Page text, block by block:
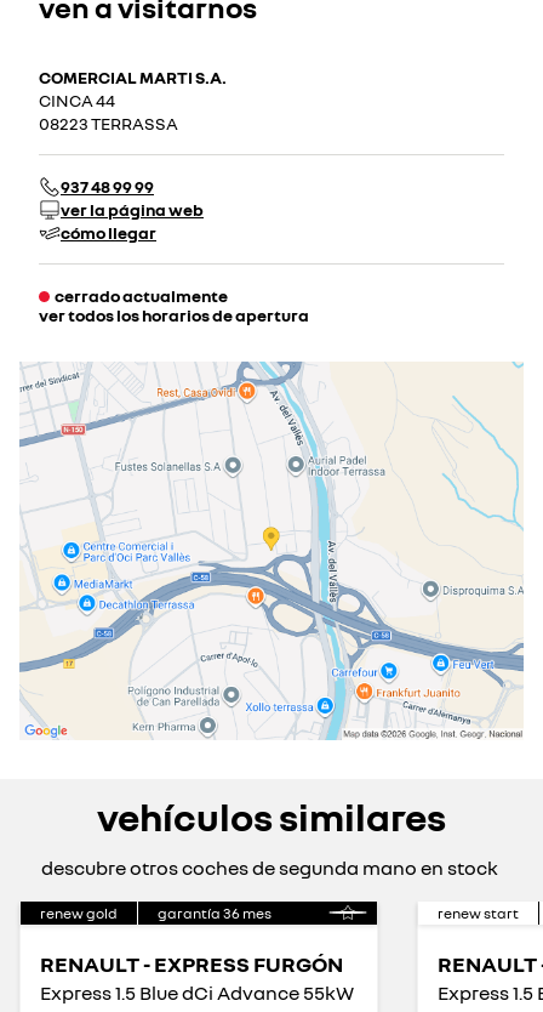
COMERCIAL MARTI S.A.
CINCA 44
08223 TERRASSA
937 48 99 99
ver la página web
cómo llegar
cerrado actualmente
ver todos los horarios de apertura
martes
09:00 - 20:00
miércoles
jueves
09:00 - 20:00
viernes
09:00 - 20:00
sábado
10:00 - 13:30
17:00 - 20:00
domingo
cerrado actualmente
vehículos similares
descubre otros coches de segunda mano en stock
renew gold garantía 36 mes
RENAULT - EXPRESS FURGÓN
Express 1.5 Blue dCi Advance 55kW
renew start
RENAULT
Express